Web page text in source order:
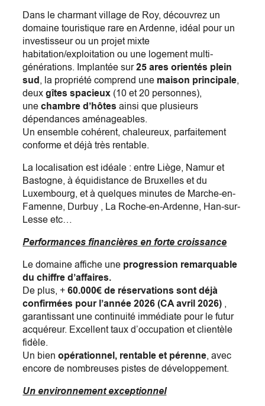
Dans le charmant village de Roy, découvrez un
domaine touristique rare en Ardenne, idéal pour un
investisseur ou un projet mixte
habitation/exploitation ou une logement multi-
générations. Implantée sur25 ares orientés plein
sud, la propriété comprend une maison principale,
deuxgîtes spacieux (10 et 20 personnes),
unechambre d’hôtes ainsi que plusieurs
dépendances aménageables.
Un ensemble cohérent, chaleureux, parfaitement
conforme et déjà très rentable.
La localisation est idéale : entre Liège, Namur et
Bastogne, à équidistance de Bruxelles et du
Luxembourg, et à quelques minutes de Marche-en-
Famenne, Durbuy , La Roche-en-Ardenne, Han-sur-
Lesse etc…
Performances financières en forte croissance
Le domaine affiche une progression remarquable
du chiffre d’affaires.
De plus, +60.000€ de réservations sont déjà
confirmées pour l’année 2026 (CA avril 2026) ,
garantissant une continuité immédiate pour le futur
acquéreur. Excellent taux d’occupation et clientèle
fidèle.
Un bienopérationnel, rentable et pérenne, avec
encore de nombreuses pistes de développement.
Un environnement exceptionnel